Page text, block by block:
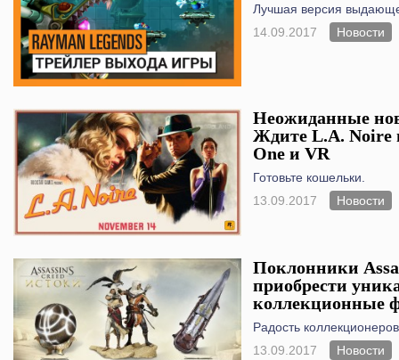
Лучшая версия
14.09.2017
Новости
Неожиданные
Ждите L.A. Noire
One и VR
Готовьте кошельки.
13.09.2017
Новости
Поклонники
приобрести
коллекционные
Радость
13.09.2017
Новости